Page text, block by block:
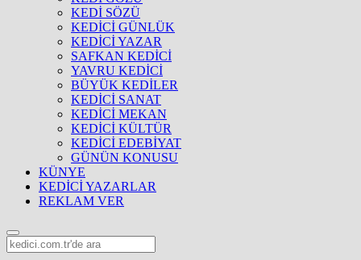
KEDİ SÖZÜ
KEDİCİ GÜNLÜK
KEDİCİ YAZAR
SAFKAN KEDİCİ
YAVRU KEDİCİ
BÜYÜK KEDİLER
KEDİCİ SANAT
KEDİCİ MEKAN
KEDİCİ KÜLTÜR
KEDİCİ EDEBİYAT
GÜNÜN KONUSU
KÜNYE
KEDİCİ YAZARLAR
REKLAM VER